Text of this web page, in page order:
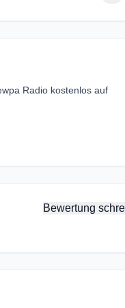
Radio kostenlos auf
Bewertung